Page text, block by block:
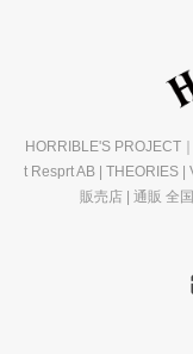
HORRIBLE'S PROJECT
t Resprt AB | THEORIES
販売店 | 通販 全